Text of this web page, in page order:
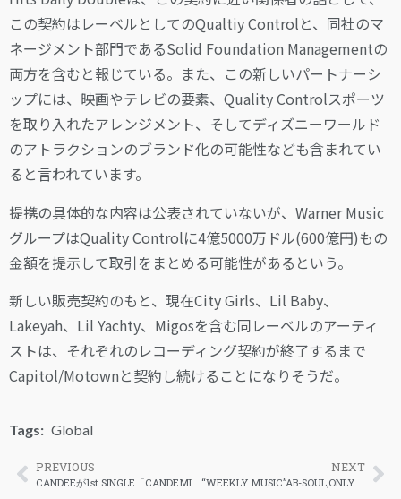
この契約はレーベルとしてのQualtiy Controlと、同社のマ
ネージメント部門であるSolid Foundation Managementの
両方を含むと報じている。また、この新しいパートナーシ
ップには、映画やテレビの要素、Quality Controlスポーツ
を取り入れたアレンジメント、そしてディズニーワールド
のアトラクションのブランド化の可能性なども含まれてい
ると言われています。
提携の具体的な内容は公表されていないが、Warner Music
グループはQuality Controlに4億5000万ドル(600億円)もの
金額を提示して取引をまとめる可能性があるという。
新しい販売契約のもと、現在City Girls、Lil Baby、
Lakeyah、Lil Yachty、Migosを含む同レーベルのアーティ
ストは、それぞれのレコーディング契約が終了するまで
Capitol/Motownと契約し続けることになりそうだ。
Tags: Global
PREVIOUS NEXT